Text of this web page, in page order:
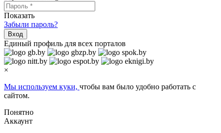
Показать
Забыли пароль?
Вход
Единый профиль для всех порталов
×
Мы используем куки, чтобы вам было удобно работать с
сайтом.
Понятно
Аккаунт